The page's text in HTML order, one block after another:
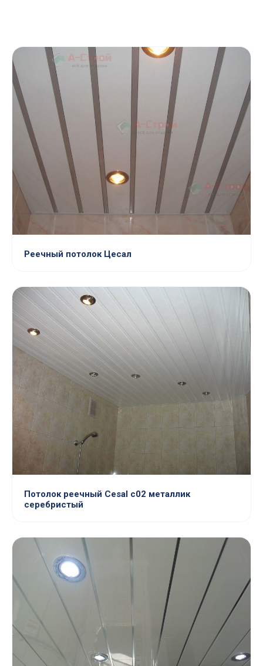
Реечный потолок Цесал
Потолок реечный Cesal c02 металлик
серебристый